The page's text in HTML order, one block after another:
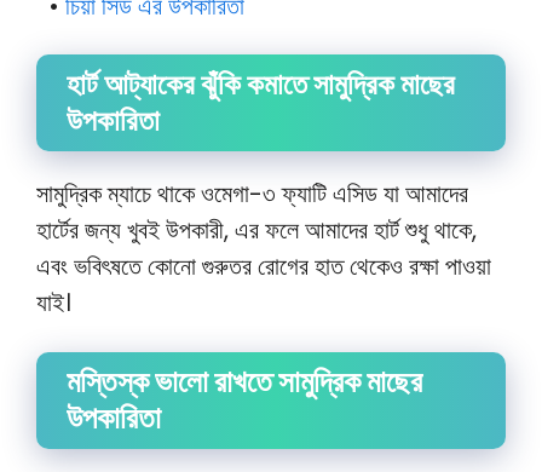
হার্ট আট্যাকের ঝুঁকি কমাতে সামুদ্রিক মাছের
উপকারিতা
সামুদ্রিক ম্যাচে থাকে ওমেগা-৩ ফ্যাটি এসিড যা আমাদের
হার্টের জন্য খুবই উপকারী, এর ফলে আমাদের হার্ট শুধু থাকে,
এবং ভবিৎষতে কোনো গুরুতর রোগের হাত থেকেও রক্ষা পাওয়া
যাই।
মস্তিস্ক ভালো রাখতে সামুদ্রিক মাছের
উপকারিতা